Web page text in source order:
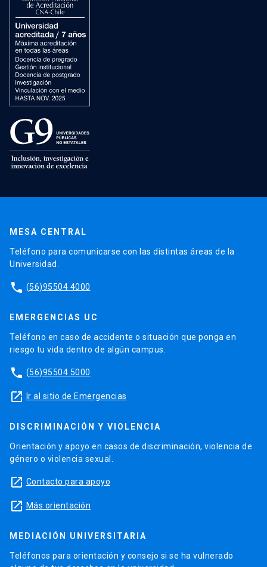
MESA CENTRAL
Teléfono para comunicarse con las distintas áreas de la
Universidad.
phone (56)95504 4000
EMERGENCIAS UC
Teléfono en caso de accidente o situación que ponga en
riesgo tu vida dentro de algún campus.
phone (56)95504 5000
launch Ir al sitio de Emergencias
DISCRIMINACIÓN Y VIOLENCIA
Orientación y apoyo en casos de discriminación, violencia de
género o violencia sexual.
launch Contacto para apoyo
launch Más orientación
MEDIACIÓN UNIVERSITARIA
Teléfonos para orientación y consejo si se ha vulnerado